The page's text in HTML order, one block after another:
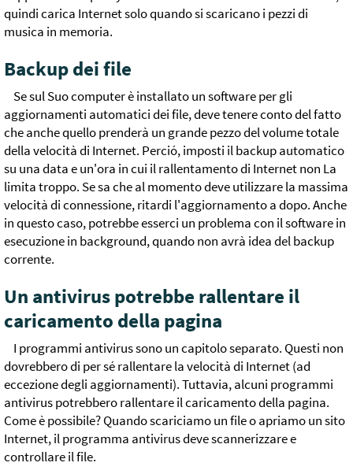
quindi carica Internet solo quando si scaricano i pezzi di
musica in memoria.
Backup dei file
Se sul Suo computer è installato un software per gli
aggiornamenti automatici dei file, deve tenere conto del fatto
che anche quello prenderà un grande pezzo del volume totale
della velocità di Internet. Perció, imposti il backup automatico
su una data e un'ora in cui il rallentamento di Internet non La
limita troppo. Se sa che al momento deve utilizzare la massima
velocità di connessione, ritardi l'aggiornamento a dopo. Anche
in questo caso, potrebbe esserci un problema con il software in
esecuzione in background, quando non avrà idea del backup
corrente.
Un antivirus potrebbe rallentare il
caricamento della pagina
I programmi antivirus sono un capitolo separato. Questi non
dovrebbero di per sé rallentare la velocità di Internet (ad
eccezione degli aggiornamenti). Tuttavia, alcuni programmi
antivirus potrebbero rallentare il caricamento della pagina.
Come è possibile? Quando scariciamo un file o apriamo un sito
Internet, il programma antivirus deve scannerizzare e
controllare il file.